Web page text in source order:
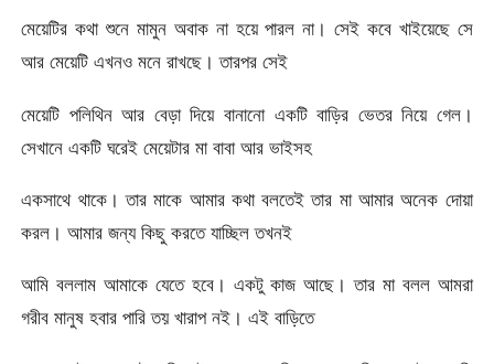
মেয়েটির কথা শুনে মামুন অবাক না হয়ে পারল না। সেই কবে খাইয়েছে সে
আর মেয়েটি এখনও মনে রাখছে। তারপর সেই
মেয়েটি পলিথিন আর বেড়া দিয়ে বানানো একটি বাড়ির ভেতর নিয়ে গেল।
সেখানে একটি ঘরেই মেয়েটার মা বাবা আর ভাইসহ
একসাথে থাকে। তার মাকে আমার কথা বলতেই তার মা আমার অনেক দোয়া
করল। আমার জন্য কিছু করতে যাচ্ছিল তখনই
আমি বললাম আমাকে যেতে হবে। একটু কাজ আছে। তার মা বলল আমরা
গরীব মানুষ হবার পারি তয় খারাপ নই। এই বাড়িতে